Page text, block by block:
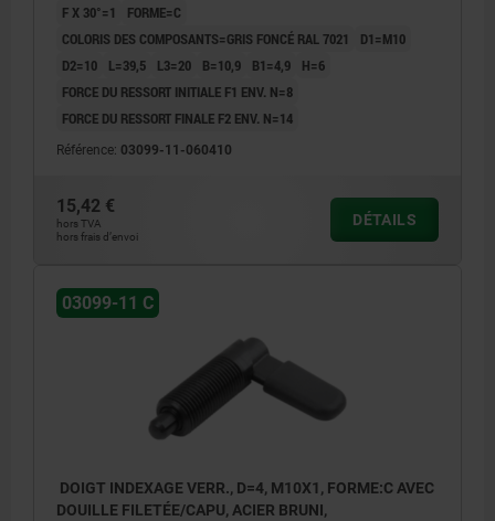
F X 30°=1
FORME=C
COLORIS DES COMPOSANTS=GRIS FONCÉ RAL 7021
D1=M10
D2=10
L=39,5 L3=20 B=10,9 B1=4,9
H=6
FORCE DU RESSORT INITIALE F1 ENV. N=8
FORCE DU RESSORT FINALE F2 ENV. N=14
Référence: 03099-11-060410
15,42 €
hors TVA
hors frais d’envoi
DÉTAILS
03099-11 C
DOIGT INDEXAGE VERR., D=4, M10X1, FORME:C AVEC
DOUILLE FILETÉE/CAPU, ACIER BRUNI,